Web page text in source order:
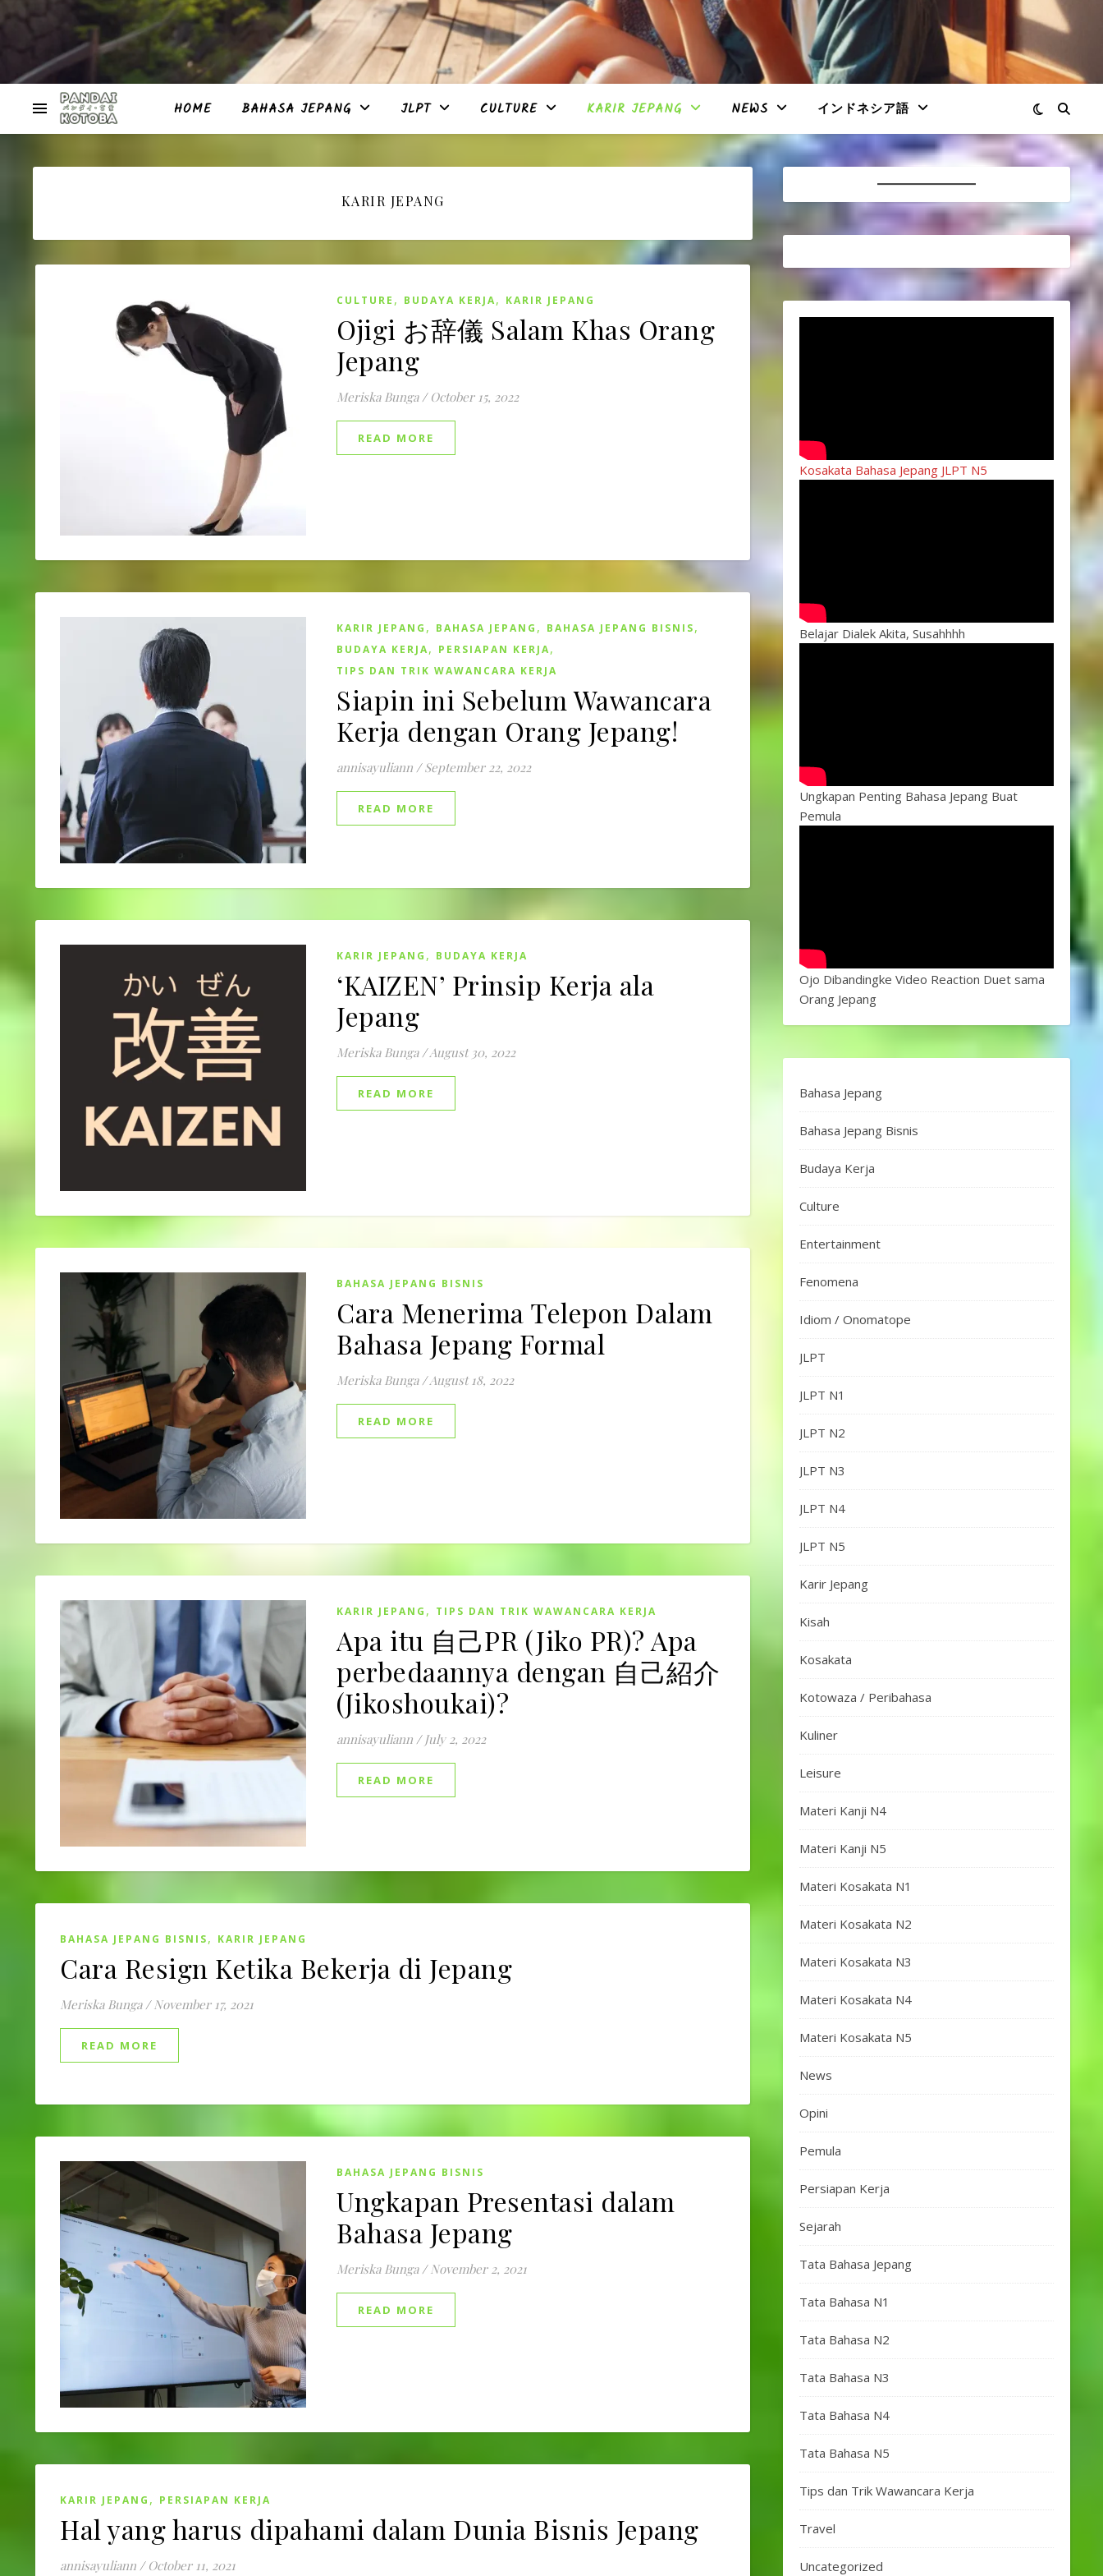
HOME BAHASA JEPANG JLPT CULTURE KARIR JEPANG NEWS インドネシア語
KARIR JEPANG
CULTURE , BUDAYA KERJA, KARIR JEPANG
Ojigi お辞儀 Salam Khas Orang
Jepang
Meriska Bunga / October 15, 2022
READ MORE
KARIR JEPANG , BAHASA JEPANG , BAHASA JEPANG BISNIS,
BUDAYA KERJA, PERSIAPAN KERJA,
TIPS DAN TRIK WAWANCARA KERJA
Siapin ini Sebelum Wawancara
Kerja dengan Orang Jepang!
annisayuliann / September 22, 2022
READ MORE
KARIR JEPANG , BUDAYA KERJA
‘KAIZEN’ Prinsip Kerja ala
Jepang
Meriska Bunga /August 30, 2022
READ MORE
BAHASA JEPANG BISNIS
Cara Menerima Telepon Dalam
Bahasa Jepang Formal
Meriska Bunga /August 18, 2022
READ MORE
KARIR JEPANG , TIPS DAN TRIK WAWANCARA KERJA
Apa itu 自己PR (Jiko PR)? Apa
perbedaannya dengan 自己紹介
(Jikoshoukai)?
annisayuliann / July 2, 2022
READ MORE
BAHASA JEPANG BISNIS, KARIR JEPANG
Cara Resign Ketika Bekerja di Jepang
Meriska Bunga / November 17, 2021
READ MORE
BAHASA JEPANG BISNIS
Ungkapan Presentasi dalam
Bahasa Jepang
Meriska Bunga / November 2, 2021
READ MORE
KARIR JEPANG , PERSIAPAN KERJA
Hal yang harus dipahami dalam Dunia Bisnis Jepang
annisayuliann / October 11, 2021
Kosakata Bahasa Jepang JLPT N5
Belajar Dialek Akita, Susahhhh
Ungkapan Penting Bahasa Jepang Buat
Pemula
Ojo Dibandingke Video Reaction Duet sama
Orang Jepang
Bahasa Jepang
Bahasa Jepang Bisnis
Budaya Kerja
Culture
Entertainment
Fenomena
Idiom / Onomatope
JLPT
JLPT N1
JLPT N2
JLPT N3
JLPT N4
JLPT N5
Karir Jepang
Kisah
Kosakata
Kotowaza / Peribahasa
Kuliner
Leisure
Materi Kanji N4
Materi Kanji N5
Materi Kosakata N1
Materi Kosakata N2
Materi Kosakata N3
Materi Kosakata N4
Materi Kosakata N5
News
Opini
Pemula
Persiapan Kerja
Sejarah
Tata Bahasa Jepang
Tata Bahasa N1
Tata Bahasa N2
Tata Bahasa N3
Tata Bahasa N4
Tata Bahasa N5
Tips dan Trik Wawancara Kerja
Travel
Uncategorized